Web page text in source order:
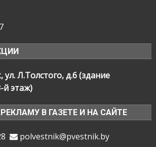
ул. Л.Толстого, д.6 (здание
й этаж)
В ГАЗЕТЕ И НА САЙТЕ
polvestnik@pvestnik.by